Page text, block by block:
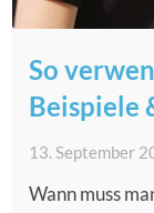
So
Beispiele
13. September
Wann muss